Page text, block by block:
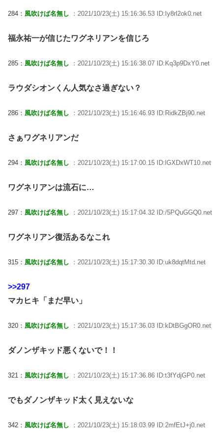
284： 風吹けば名無し ：2021/10/23(土) 15:16:36.53 ID:Iy8rl2ok0.net
福永祐一が信じたワグネリアンを信じろ
285： 風吹けば名無し ：2021/10/23(土) 15:16:38.07 ID:Kq3p9DxY0.net
ラウダシオンくん人気なさ過ぎない？
286： 風吹けば名無し ：2021/10/23(土) 15:16:46.93 ID:RidkZBj90.net
さぁワグネリアンだ
294： 風吹けば名無し ：2021/10/23(土) 15:17:00.15 ID:lGXDxWT10.net
ワグネリアンは流石に…
297： 風吹けば名無し ：2021/10/23(土) 15:17:04.32 ID:/5PQuGGQ0.net
ワグネリアン復活あるなこれ
315： 風吹けば名無し ：2021/10/23(土) 15:17:30.30 ID:uk8dqtMtd.net
>>297
マカヒキ「まだ早い」
320： 風吹けば名無し ：2021/10/23(土) 15:17:36.03 ID:kDtBGgOR0.net
ダノンザキッド悪くないで！！
321： 風吹けば名無し ：2021/10/23(土) 15:17:36.86 ID:t3fYdjGP0.net
でもダノンザキッド太く見えないな
342： 風吹けば名無し ：2021/10/23(土) 15:18:03.99 ID:2mfEtJ+j0.net